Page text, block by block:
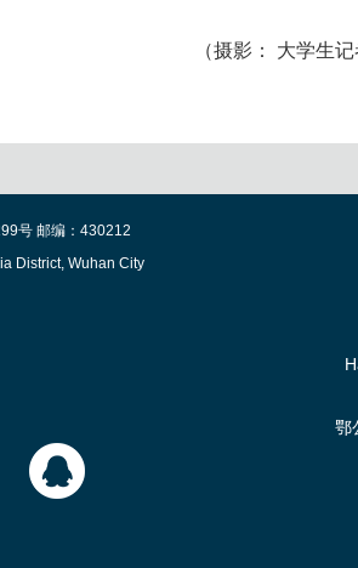
（摄影： 大学生记者团
号 邮编：430212
District, Wuhan City
鄂